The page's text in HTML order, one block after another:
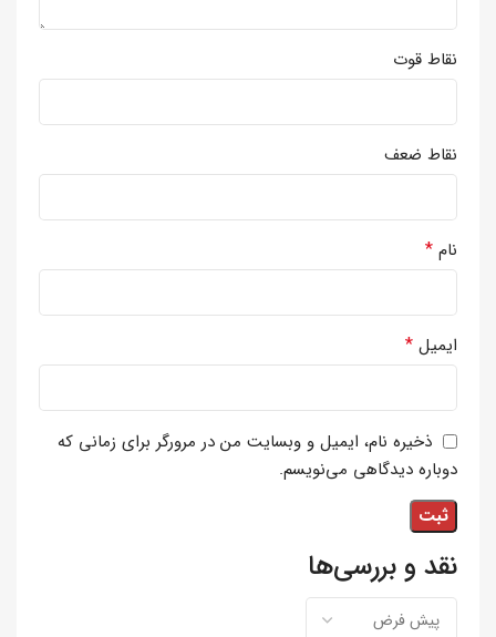
نقد و بررسی‌ها
نقاط قوت
نقاط ضعف
نام *
ایمیل *
ذخیره نام، ایمیل و وبسایت من در مرورگر برای زمانی که
دوباره دیدگاهی می‌نویسم.